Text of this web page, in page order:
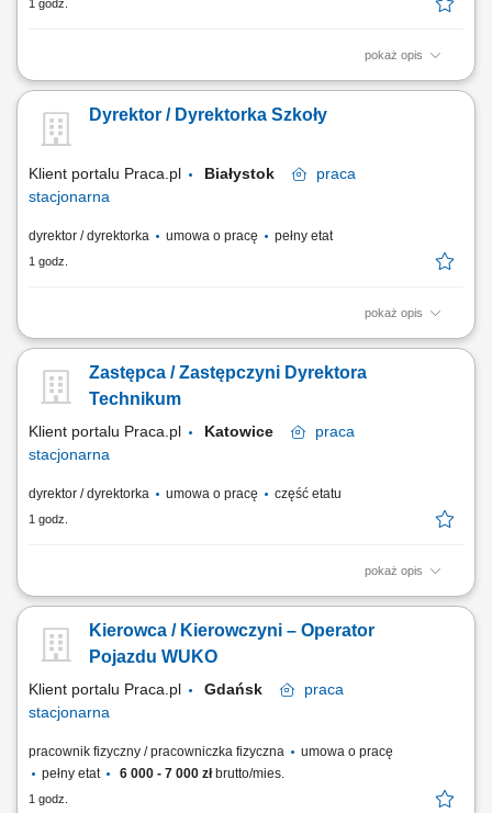
1 godz.
pokaż opis
Opis stanowiska Obsługa maszyn wykorzystywanych w produkcji
bieżących zleceń. Kontrola jakości gotowych wyrobów zgodnie z
obowiązującymi standardami. Nadzorowanie prawidłowego przebiegu
Dyrektor / Dyrektorka Szkoły
Klient portalu Praca.pl Białystok
praca
stacjonarna
dyrektor / dyrektorka umowa o pracę pełny etat
1 godz.
pokaż opis
kompleksowe zarządzanie działalnością szkoły oraz organizacją
zgodnie z obowiązującymi przepisami prawa oświatowego,
nadzorowanie realizacji podstawy programowej oraz programów
Zastępca / Zastępczyni Dyrektora
Technikum
Klient portalu Praca.pl Katowice
praca
stacjonarna
dyrektor / dyrektorka umowa o pracę część etatu
1 godz.
pokaż opis
organizowanie i nadzorowanie prawidłowego przebiegu procesu
prowadzenie, kontrolowanie i archiwizowanie dokumentacji szkolnej,
przygotowywanie planów pracy szkoły, harmonogramów zajęć oraz
Kierowca / Kierowczyni – Operator
Pojazdu WUKO
Klient portalu Praca.pl Gdańsk
praca
stacjonarna
pracownik fizyczny / pracowniczka fizyczna
umowa o pracę
pełny etat
6 000 - 7 000 złbrutto/mies.
1 godz.